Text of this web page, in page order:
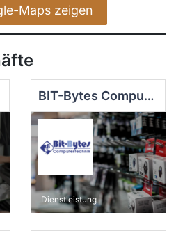
Maps zeigen
BIT-Bytes Computertechnik, Schelwat e.K.
Dienstleistung